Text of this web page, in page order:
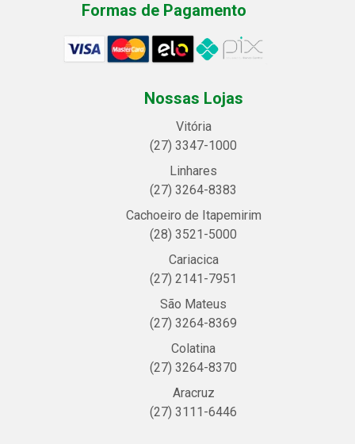
Formas de Pagamento
Nossas Lojas
Vitória
(27) 3347-1000
Linhares
(27) 3264-8383
Cachoeiro de Itapemirim
(28) 3521-5000
Cariacica
(27) 2141-7951
São Mateus
(27) 3264-8369
Colatina
(27) 3264-8370
Aracruz
(27) 3111-6446